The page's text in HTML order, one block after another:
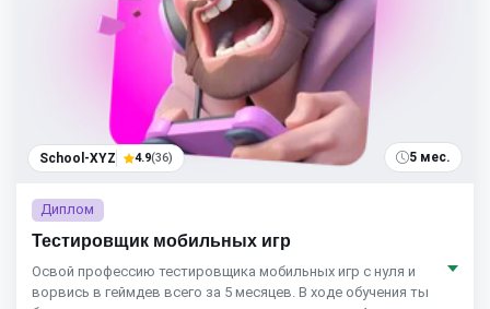
School-XYZ 4.9(36) 5 мес.
Диплом
Тестировщик мобильных игр
Освой профессию тестировщика мобильных игр с нуля и
ворвись в геймдев всего за 5 месяцев. В ходе обучения ты